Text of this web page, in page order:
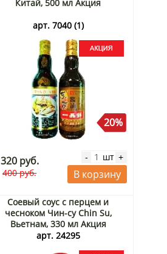
Китай, 500 мл Акция
арт. 7040 (1)
20%
320 руб.
400 руб.
- шт +
В корзину
Соевый соус с перцем и
чесноком Чин-су Chin Su,
Вьетнам, 330 мл Акция
арт. 24295